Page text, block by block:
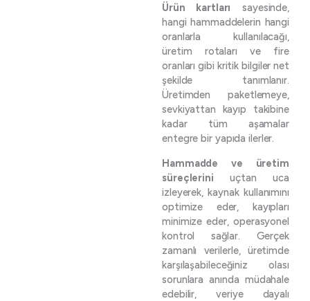
Ürün kartları sayesinde,
hangi hammaddelerin hangi
oranlarla kullanılacağı,
üretim rotaları ve fire
oranları gibi kritik bilgiler net
şekilde tanımlanır.
Üretimden paketlemeye,
sevkiyattan kayıp takibine
kadar tüm aşamalar
entegre bir yapıda ilerler.
Hammadde ve üretim
süreçlerini uçtan uca
izleyerek, kaynak kullanımını
optimize eder, kayıpları
minimize eder, operasyonel
kontrol sağlar. Gerçek
zamanlı verilerle, üretimde
karşılaşabileceğiniz olası
sorunlara anında müdahale
edebilir, veriye dayalı